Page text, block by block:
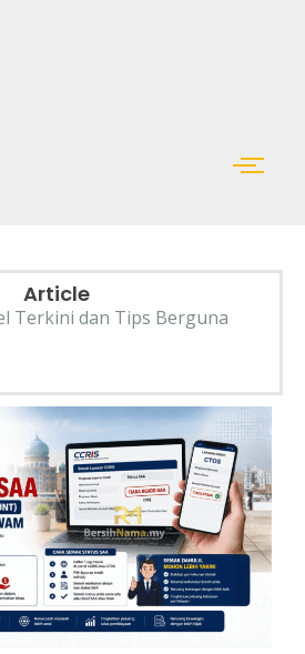
Article
Terkini dan Tips Berguna